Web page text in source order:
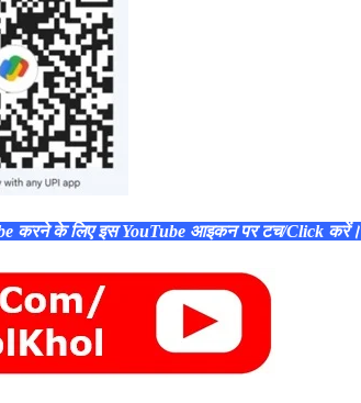
करने के लिए इस YouTube आइकन पर टच/Click करें।